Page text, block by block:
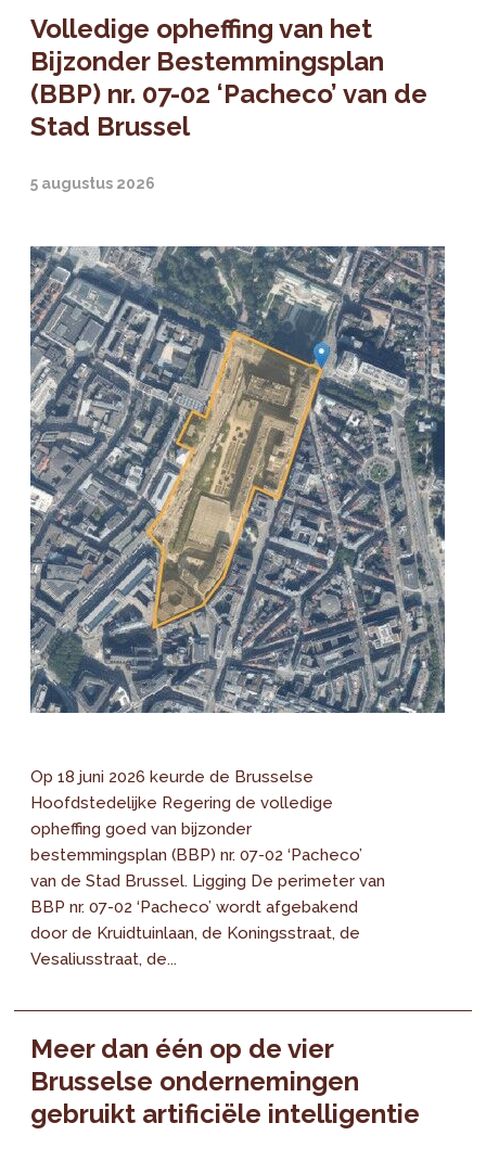
Volledige opheffing van het
Bijzonder Bestemmingsplan
(BBP) nr. 07-02 ‘Pacheco’ van de
Stad Brussel
5 augustus 2026
Op 18 juni 2026 keurde de Brusselse
Hoofdstedelijke Regering de volledige
opheffing goed van bijzonder
bestemmingsplan (BBP) nr. 07-02 ‘Pacheco’
van de Stad Brussel. Ligging De perimeter van
BBP nr. 07-02 ‘Pacheco’ wordt afgebakend
door de Kruidtuinlaan, de Koningsstraat, de
Vesaliusstraat, de...
Meer dan één op de vier
Brusselse ondernemingen
gebruikt artificiële intelligentie